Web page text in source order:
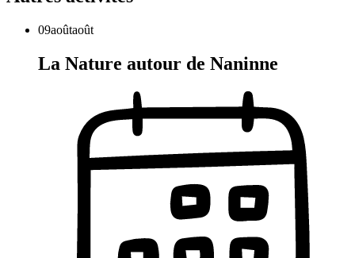
09aoûtaoût
La Nature autour de Naninne